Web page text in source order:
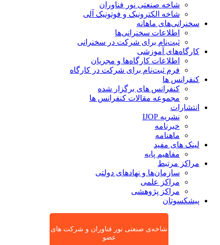
شاخه صنعتی نور فناوران
شاخه‌ الکترونیک و فوتونیک آلی
سخنرانی‌های ماهانه
اطلاعات سخنرانی‌‌ها
ثبت‌نام برای شرکت در سخنرانی
کارگاه‌های آموزشی
اطلاعات کارگاه‌ها و مجریان
فرم ثبت‌نام برای شرکت در کارگاه
کنفرانس ها
کنفرانس های برگزار شده
مجموعه مقالات کنفرانس ها
انتشارات
نشریه IJOP
خبرنامه
ماهنامه
لینک های مفید
مفاهیم پایه
مراکز مرتبط
سازمان‌ها و نهادهای دولتی
مراکز علمی
مراکز پژوهشی
پیشکسوتان
شاخه‌ی صنعتی نور فناوران و شرکت های
عضو